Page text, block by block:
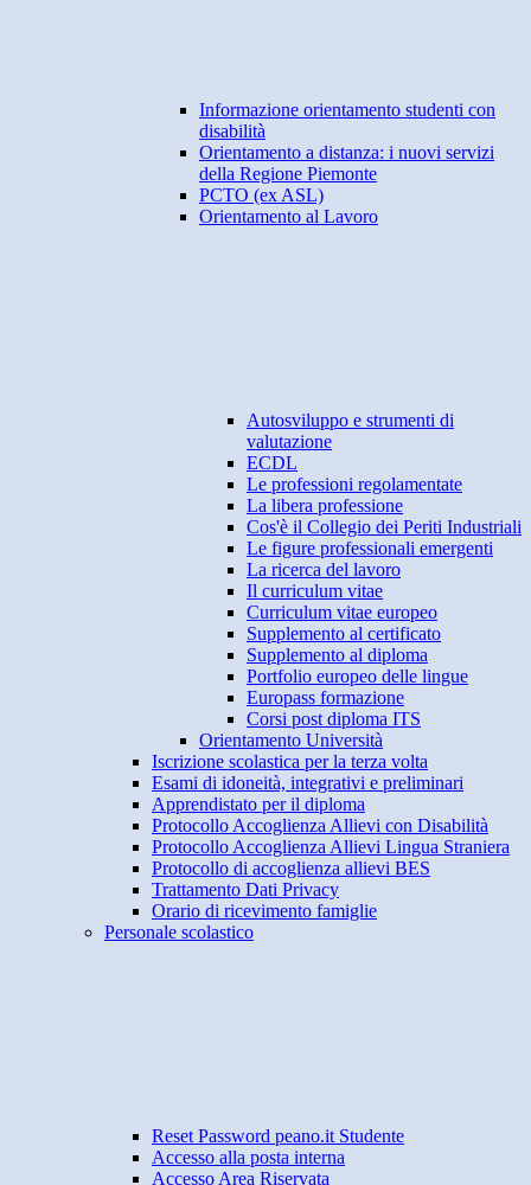
Informazione orientamento studenti con
disabilità
Orientamento a distanza: i nuovi servizi
della Regione Piemonte
PCTO (ex ASL)
Orientamento al Lavoro
Autosviluppo e strumenti di
valutazione
ECDL
Le professioni regolamentate
La libera professione
Cos'è il Collegio dei Periti Industriali
Le figure professionali emergenti
La ricerca del lavoro
Il curriculum vitae
Curriculum vitae europeo
Supplemento al certificato
Supplemento al diploma
Portfolio europeo delle lingue
Europass formazione
Corsi post diploma ITS
Orientamento Università
Iscrizione scolastica per la terza volta
Esami di idoneità, integrativi e preliminari
Apprendistato per il diploma
Protocollo Accoglienza Allievi con Disabilità
Protocollo Accoglienza Allievi Lingua Straniera
Protocollo di accoglienza allievi BES
Trattamento Dati Privacy
Orario di ricevimento famiglie
Personale scolastico
Reset Password peano.it Studente
Accesso alla posta interna
Accesso Area Riservata